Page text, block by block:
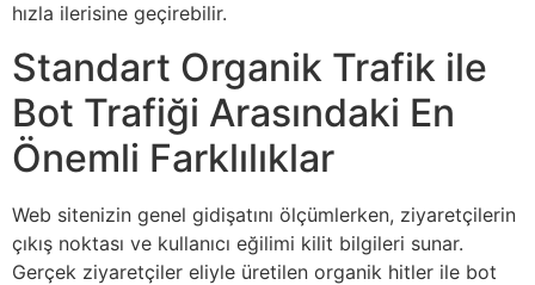
hızla ilerisine geçirebilir.
Standart Organik Trafik ile
Bot Trafiği Arasındaki En
Önemli Farklılıklar
Web sitenizin genel gidişatını ölçümlerken, ziyaretçilerin
çıkış noktası ve kullanıcı eğilimi kilit bilgileri sunar.
Gerçek ziyaretçiler eliyle üretilen organik hitler ile bot